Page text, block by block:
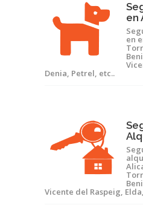
en
en
Denia, Petrel, etc..
Vicente del Raspeig,